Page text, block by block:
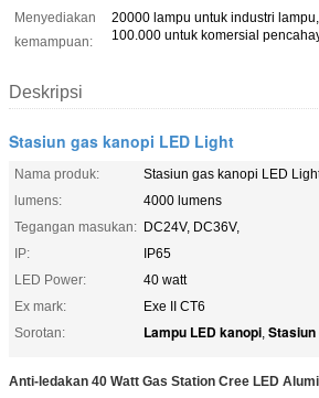
Menyediakan
kemampuan:
20000 lampu untuk industri
100.000 untuk komersial
Deskripsi
Stasiun gas kanopi LED Light
Nama produk:
Stasiun gas kanopi LED
lumens:
4000 lumens
Tegangan masukan: DC24V, DC36V,
IP:
IP65
LED Power:
40 watt
Ex mark:
Exe II CT6
Sorotan:
Lampu LED kanopi, Stasiun
Anti-ledakan 40 Watt Gas Station Cree LED